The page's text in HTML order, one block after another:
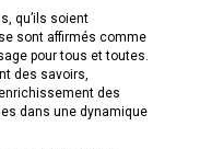
qu’ils soient
sont affirmés comme
pour tous et toutes.
des savoirs,
des
dans une dynamique